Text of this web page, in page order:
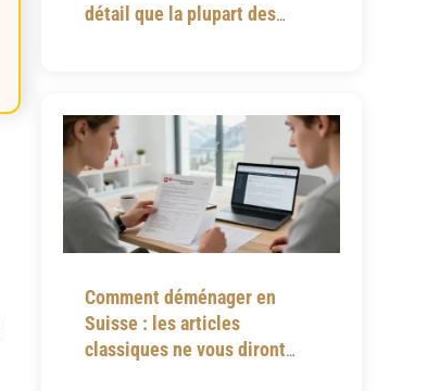
détail que la plupart des
Comment déménager en
Suisse : les articles
classiques ne vous diront